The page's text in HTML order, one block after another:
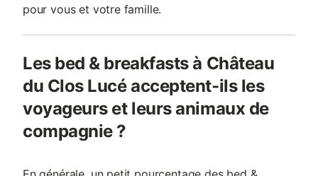
pour vous et votre famille.
Les bed & breakfasts à Château
du Clos Lucé acceptent-ils les
voyageurs et leurs animaux de
compagnie ?